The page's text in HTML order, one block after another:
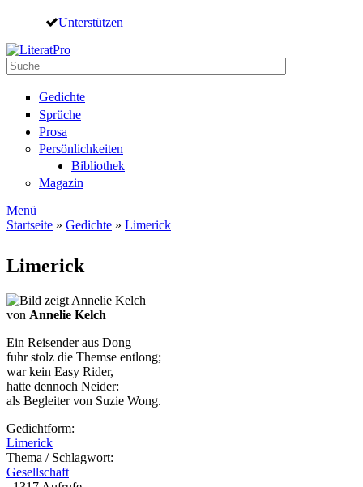
Direkt zum Inhalt
Unterstützen
Suche
Gedichte
Sprüche
Prosa
Persönlichkeiten
Bibliothek
Magazin
Menü
Startseite » Gedichte » Limerick
Limerick
von Annelie Kelch
Ein Reisender aus Dong
fuhr stolz die Themse entlong;
war kein Easy Rider,
hatte dennoch Neider:
als Begleiter von Suzie Wong.
Gedichtform:
Limerick
Thema / Schlagwort:
Gesellschaft